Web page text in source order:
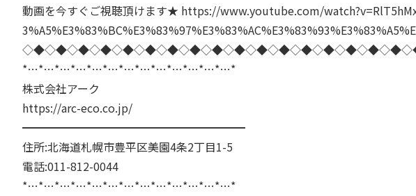
動画を今すぐご視聴頂けます★ https://www.youtube.com/
*…*…*…*…*…*…*…*…*…*…*…*…*…*
株式会社アーク
https://arc-eco.co.jp/
━━━━━━━━━━━━━━━━━━━━
住所:北海道札幌市豊平区美園4条2丁目1-5
電話:011-812-0044
*…*…*…*…*…*…*…*…*…*…*…*…*…*